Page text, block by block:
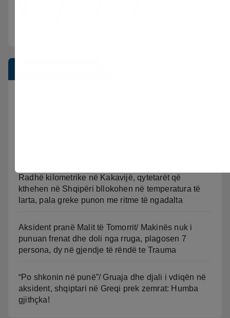
Radhë kilometrike në Kakavijë, qytetarët që
kthehen në Shqipëri bllokohen në temperatura të
larta, pala greke punon me ritme të ngadalta
Aksident pranë Malit të Tomorrit/ Makinës nuk i
punuan frenat dhe doli nga rruga, plagosen 7
persona, dy në gjendje të rëndë te Trauma
“Po shkonin në punë”/ Gruaja dhe djali i vdiqën në
aksident, shqiptari në Greqi prek zemrat: Humba
gjithçka!